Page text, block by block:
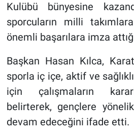
Kulübü bünyesine
sporcuların milli
önemli başarılara imza
Başkan Hasan Kılca,
sporla iç içe, aktif ve
için çalışmaların
belirterek, gençlere
devam edeceğini ifade etti.